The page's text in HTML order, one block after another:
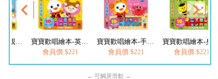
會員價:$221
會員價:$221
會員價:$221
← 可觸屏滑動 →